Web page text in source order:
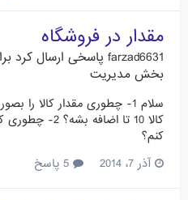
مقدار در فروشگاه
farzad6631 پاسخی ارسال کرد
بخش مدیریت
سلام 1- چطوری مقدار کالا را
کالا 10 تا
کنم؟
آذر 7، 2014